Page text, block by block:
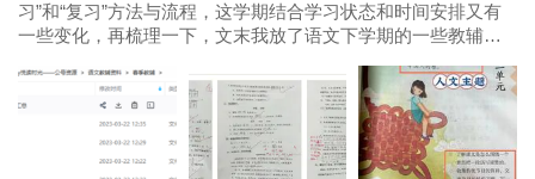
习”和“复习”方法与流程，这学期结合学习状态和时间安排又有
一些变化，再梳理一下，文末我放了语文下学期的一些教辅和
文第二单元测的试卷，语基和阅读理解部分都没有扣分，作文
扣了3分，整体掌握...